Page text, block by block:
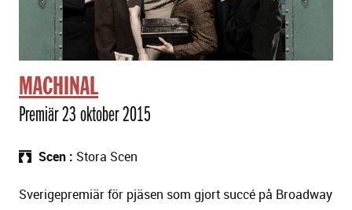
MACHINAL
Premiär 23 oktober 2015
Scen Stora Scen
Sverigepremiär för pjäsen som gjort succé på Broadway